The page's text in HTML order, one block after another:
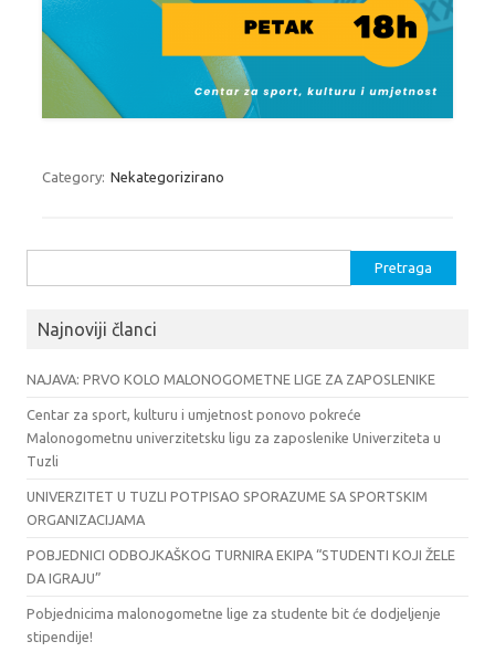
Category: Nekategorizirano
Najnoviji članci
NAJAVA: PRVO KOLO MALONOGOMETNE LIGE ZA ZAPOSLENIKE
Centar za sport, kulturu i umjetnost ponovo pokreće
Malonogometnu univerzitetsku ligu za zaposlenike Univerziteta u
Tuzli
UNIVERZITET U TUZLI POTPISAO SPORAZUME SA SPORTSKIM
ORGANIZACIJAMA
POBJEDNICI ODBOJKAŠKOG TURNIRA EKIPA “STUDENTI KOJI ŽELE
DA IGRAJU”
Pobjednicima malonogometne lige za studente bit će dodjeljenje
stipendije!